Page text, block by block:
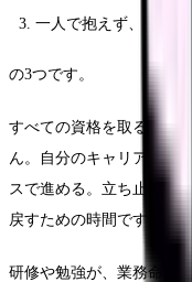
一人で抱えず、相談す
の3つです。
すべての資格を取る必要
ん。自分のキャリアにと
スで進める。立ち止まる
戻すための時間です。
研修や勉強が、業務命令